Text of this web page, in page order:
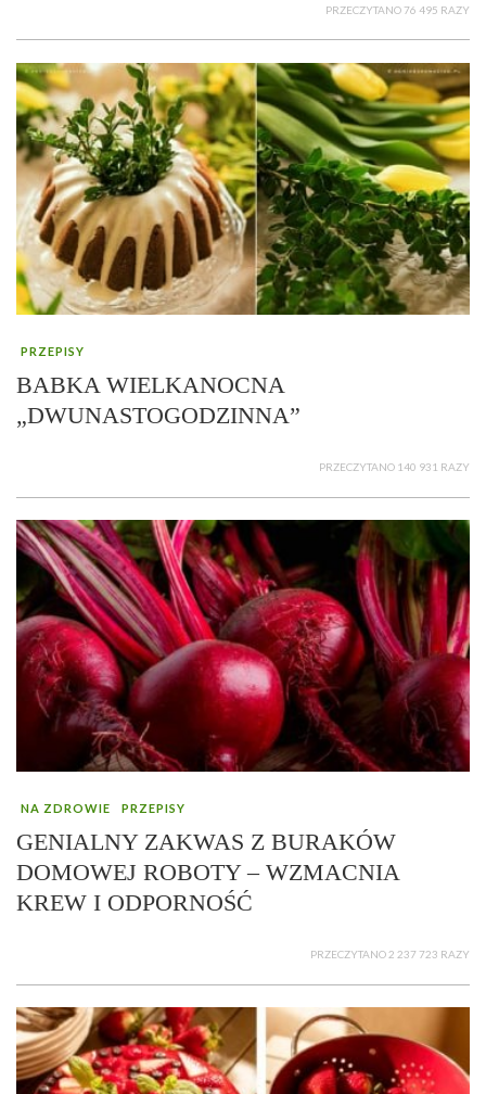
PRZECZYTANO 76 495 RAZY
PRZEPISY
BABKA WIELKANOCNA
„DWUNASTOGODZINNA”
PRZECZYTANO 140 931 RAZY
NA ZDROWIE PRZEPISY
GENIALNY ZAKWAS Z BURAKÓW
DOMOWEJ ROBOTY – WZMACNIA
KREW I ODPORNOŚĆ
PRZECZYTANO 2 237 723 RAZY